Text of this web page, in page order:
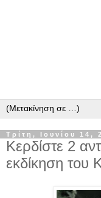
Τρίτη, Ιουνίου 14,
Κερδίστε 2
εκδίκηση του